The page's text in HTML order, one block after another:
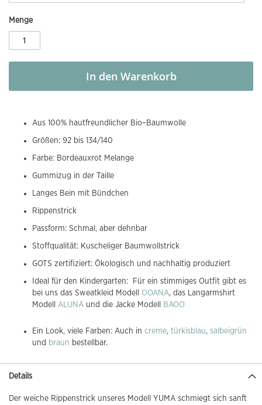
Menge
In den Warenkorb
Aus 100% hautfreundlicher Bio–Baumwolle
Größen: 92 bis 134/140
Farbe: Bordeauxrot Melange
Gummizug in der Taille
Langes Bein mit Bündchen
Rippenstrick
Passform: Schmal, aber dehnbar
Stoffqualität: Kuscheliger Baumwollstrick
GOTS zertifiziert: Ökologisch und nachhaltig produziert
Ideal für den Kindergarten: Für ein stimmiges Outfit gibt es
bei uns das Sweatkleid Modell OOANA, das Langarmshirt
Modell ALUNA und die Jacke Modell BAOO
Ein Look, viele Farben: Auch in creme, türkisblau, salbeigrün
und braun bestellbar.
Details
Der weiche Rippenstrick unseres Modell YUMA schmiegt sich sanft